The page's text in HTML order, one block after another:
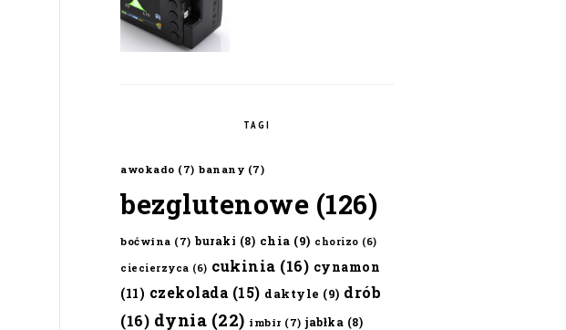
TAGI
awokado (7) banany (7)
bezglutenowe (126)
boćwina (7) buraki (8) chia (9) chorizo (6)
ciecierzyca (6) cukinia (16) cynamon
(11) czekolada (15) daktyle (9) drób
(16) dynia (22) imbir (7) jabłka (8)